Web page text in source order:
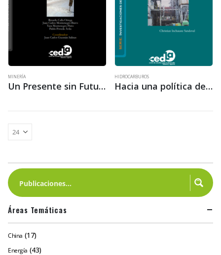
MINERÍA
Un Presente sin Futuro: El proyecto de industrialización del litio en Bolivia
HIDROCARBUROS
Hacia una política de industrialización del gas natural en Bolivia
Áreas Temáticas
China (17)
Energía (43)